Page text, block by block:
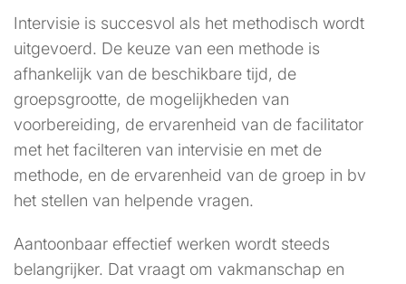
Intervisie is succesvol als het methodisch wordt
uitgevoerd. De keuze van een methode is
afhankelijk van de beschikbare tijd, de
groepsgrootte, de mogelijkheden van
voorbereiding, de ervarenheid van de facilitator
met het facilteren van intervisie en met de
methode, en de ervarenheid van de groep in bv
het stellen van helpende vragen.
Aantoonbaar effectief werken wordt steeds
belangrijker. Dat vraagt om vakmanschap en